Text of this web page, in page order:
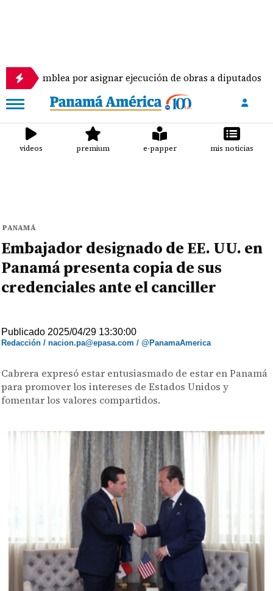
por asignar ejecución de obras a diputados
videos premium e-papper mis noticias
PANAMÁ
Embajador designado de EE. UU. en
Panamá presenta copia de sus
credenciales ante el canciller
Publicado 2025/04/29 13:30:00
Redacción / nacion.pa@epasa.com / @PanamaAmerica
Cabrera expresó estar entusiasmado de estar en Panamá
para promover los intereses de Estados Unidos y
fomentar los valores compartidos.